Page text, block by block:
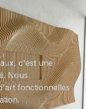
c'est une
Nous
fonctionnelles